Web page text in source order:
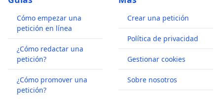
Cómo empezar una
petición en línea
¿Cómo redactar una
petición?
¿Cómo promover una
petición?
Crear una petición
Política de privacidad
Gestionar cookies
Sobre nosotros